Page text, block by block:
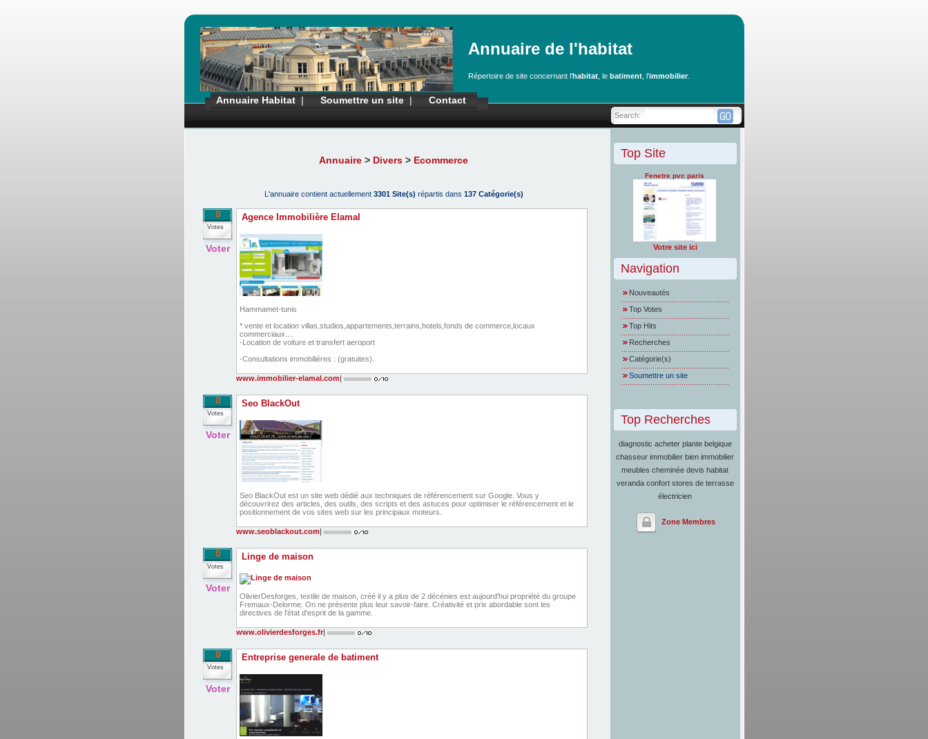
Annuaire de l'habitat
Répertoire de site concernant l'habitat, le batiment, l'immobilier.
Annuaire Habitat | Soumettre un site | Contact
Search:
Annuaire > Divers > Ecommerce
L'annuaire contient actuellement 3301 Site(s) répartis dans 137 Catégorie(s)
0
Votes
Voter
Agence Immobilière Elamal
Hammamet-tunis
* vente et location villas,studios,appartements,terrains,hotels,fonds de commerce,locaux
commerciaux....
-Location de voiture et transfert aeroport
-Consultations immobilières : (gratuites).
www.immobilier-elamal.com
0
Votes
Voter
Seo BlackOut
Seo BlackOut est un site web dédié aux techniques de référencement sur Google. Vous y
découvrirez des articles, des outils, des scripts et des astuces pour optimiser le référencement et le
positionnement de vos sites web sur les principaux moteurs.
www.seoblackout.com
0
Votes
Voter
Linge de maison
OlivierDesforges, textile de maison, créé il y a plus de 2 décénies est aujourd'hui propriété du groupe
Fremaux-Delorme. On ne présente plus leur savoir-faire. Créativité et prix abordable sont les
directives de l'état d'esprit de la gamme.
www.olivierdesforges.fr|
0
Votes
Voter
Entreprise generale de batiment
Top Site
Fenetre pvc paris
Votre site ici
Navigation
Nouveautés
Top Votes
Top Hits
Recherches
Catégorie(s)
Soumettre un site
Top Recherches
diagnostic acheter plante belgique
chasseur immobilier bien immobilier
meubles cheminée devis habitat
veranda confort stores de terrasse
électricien
Zone Membres